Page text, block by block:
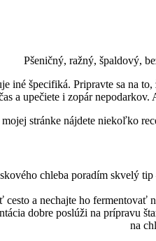
Pšeničný, ražný, špaldový,
iné špecifiká. Pripravte sa na
a upečiete i zopár
stránke nájdete niekoľko
chleba poradím skvelý
a nechajte ho
dobre poslúži na prípravu
na